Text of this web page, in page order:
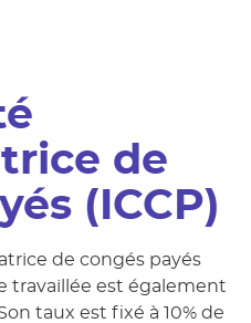
de
(ICCP)
de congés payés
travaillée est également
taux est fixé à 10% de